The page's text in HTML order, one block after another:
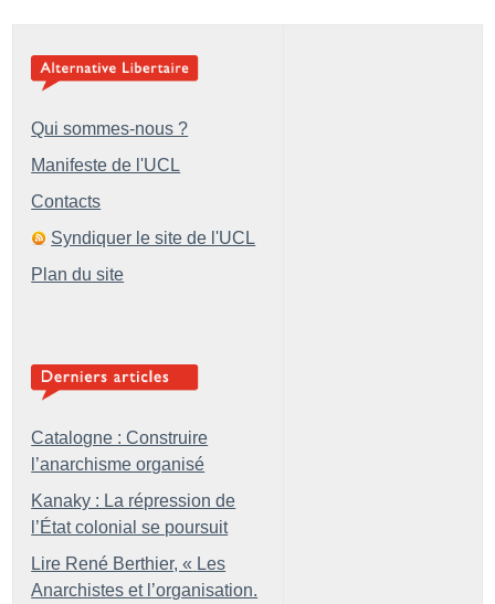
Qui sommes-nous ?
Manifeste de l'UCL
Contacts
Syndiquer le site de l'UCL
Plan du site
Catalogne : Construire
l’anarchisme organisé
Kanaky : La répression de
l’État colonial se poursuit
Lire René Berthier, « Les
Anarchistes et l’organisation.